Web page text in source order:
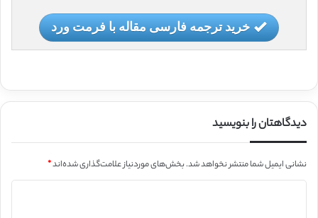
خرید ترجمه فارسی مقاله با فرمت ورد
دیدگاهتان را بنویسید
نشانی ایمیل شما منتشر نخواهد شد.بخش‌های موردنیاز علامت‌گذاری شده‌اند*